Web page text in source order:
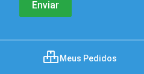
Meus Pedidos